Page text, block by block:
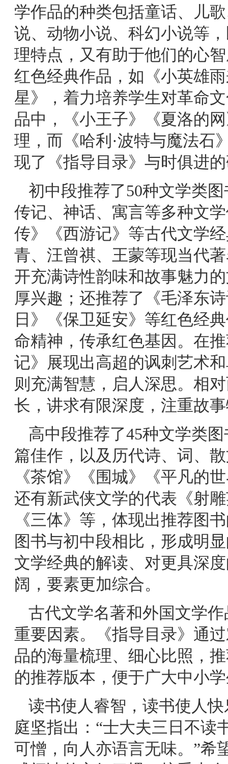
学作品的种类包括童话、儿
说、动物小说、科幻小说等
理特点，又有助于他们的心
红色经典作品，如《小英雄
星》，着力培养学生对革命
品中，《小王子》《夏洛的
理，而《哈利·波特与魔法石
现了《指导目录》与时俱进
初中段推荐了50种文学类
传记、神话、寓言等多种文
传》《西游记》等古代文学
青、汪曾祺、王蒙等现当代
开充满诗性韵味和故事魅力
厚兴趣；还推荐了《毛泽东
日》《保卫延安》等红色经
命精神，传承红色基因。在
记》展现出高超的讽刺艺术
则充满智慧，启人深思。相
长，讲求有限深度，注重故
高中段推荐了45种文学类
篇佳作，以及历代诗、词、
《茶馆》《围城》《平凡的
还有新武侠文学的代表《射
《三体》等，体现出推荐图
图书与初中段相比，形成明
文学经典的解读、对更具深
阔，要素更加综合。
古代文学名著和外国文学
重要因素。《指导目录》通
品的海量梳理、细心比照，
的推荐版本，便于广大中小
读书使人睿智，读书使人
庭坚指出：“士大夫三日不读
可憎，向人亦语言无味。”希